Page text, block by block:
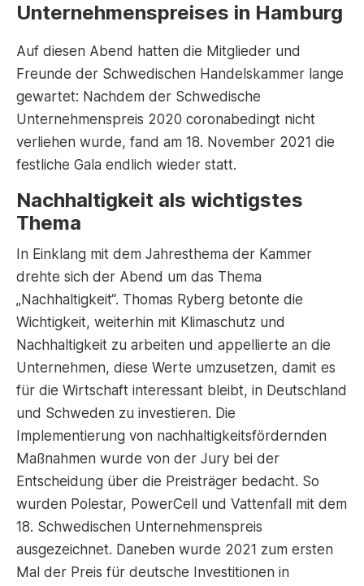
Unternehmenspreises in Hamburg
Auf diesen Abend hatten die Mitglieder und
Freunde der Schwedischen Handelskammer lange
gewartet: Nachdem der Schwedische
Unternehmenspreis 2020 coronabedingt nicht
verliehen wurde, fand am 18. November 2021 die
festliche Gala endlich wieder statt.
Nachhaltigkeit als wichtigstes
Thema
In Einklang mit dem Jahresthema der Kammer
drehte sich der Abend um das Thema
„Nachhaltigkeit“. Thomas Ryberg betonte die
Wichtigkeit, weiterhin mit Klimaschutz und
Nachhaltigkeit zu arbeiten und appellierte an die
Unternehmen, diese Werte umzusetzen, damit es
für die Wirtschaft interessant bleibt, in Deutschland
und Schweden zu investieren. Die
Implementierung von nachhaltigkeitsfördernden
Maßnahmen wurde von der Jury bei der
Entscheidung über die Preisträger bedacht. So
wurden Polestar, PowerCell und Vattenfall mit dem
18. Schwedischen Unternehmenspreis
ausgezeichnet. Daneben wurde 2021 zum ersten
Mal der Preis für deutsche Investitionen in